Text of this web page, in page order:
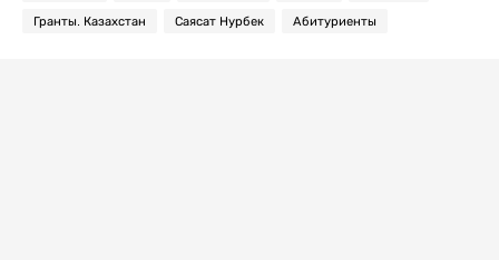
Гранты. Казахстан Саясат Нурбек Абитуриенты